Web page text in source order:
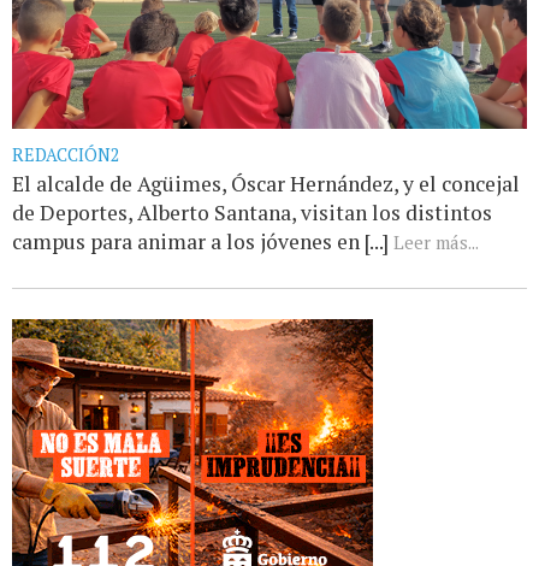
REDACCIÓN2
El alcalde de Agüimes, Óscar Hernández, y el concejal
de Deportes, Alberto Santana, visitan los distintos
campus para animar a los jóvenes en [...] Leer más...